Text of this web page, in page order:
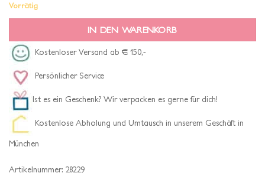
Vorrätig
IN DEN WARENKORB
Kostenloser Versand ab € 150,-
Persönlicher Service
Ist es ein Geschenk? Wir verpacken es gerne für dich!
Kostenlose Abholung und Umtausch in unserem Geschäft in
München
Artikelnummer: 28229